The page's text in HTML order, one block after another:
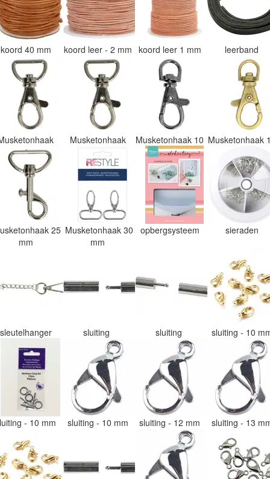
koord 40 mm koord leer - 2 mm koord leer 1 mm leerband
Musketonhaak Musketonhaak 10 Musketonhaak
25
mm
Musketonhaak 30
mm
opbergsysteem sieraden
sleutelhanger sluiting sluiting sluiting - 10
- 10 mm sluiting - 10 mm sluiting - 12 mm sluiting - 13